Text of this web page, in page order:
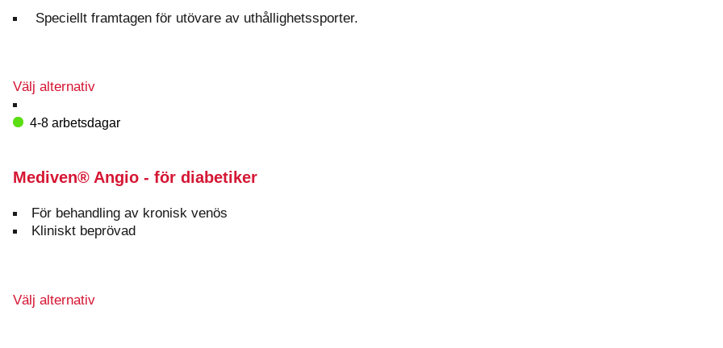
olika
på
Speciellt framtagen för utövare av uthållighetssporter.
Välj alternativDen
produkten
varianter.
olika
alternativen
produktsidan
4-8 arbetsdagar
Mediven® Angio - för diabetiker
För behandling av kronisk venös
Kliniskt beprövad
Välj alternativDen